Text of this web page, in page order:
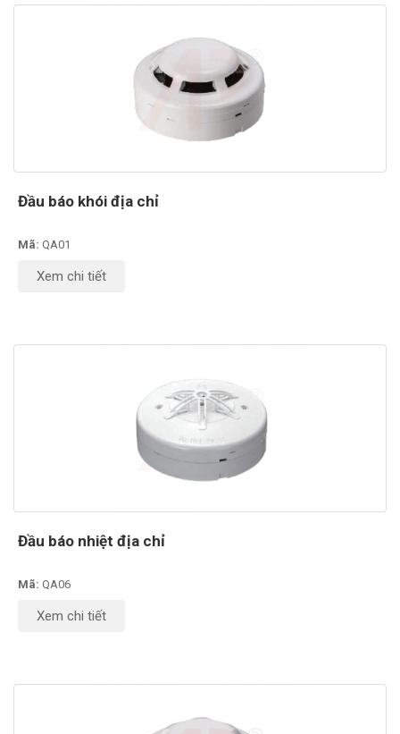
Đầu báo khói địa chỉ
Mã: QA01
Xem chi tiết
Đầu báo nhiệt địa chỉ
Mã: QA06
Xem chi tiết